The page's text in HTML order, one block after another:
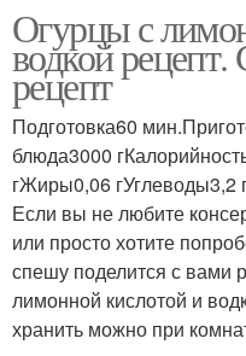
Огурцы с лимонными
дольками
Огурцы с кетчупом
Огурцы с острым
красным
Огурцы с
водкой
рецепт
Подготовка60
блюда3000
гЖиры0,06 гУглеводы3,2
Если вы не любите
или просто хотите
спешу поделится с вами
лимонной кислотой и
хранить можно при